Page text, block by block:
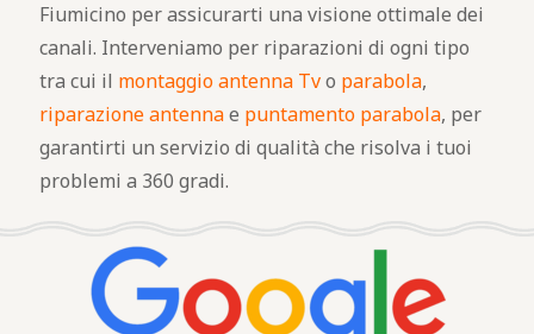
Fiumicino per assicurarti una visione ottimale dei
canali. Interveniamo per riparazioni di ogni tipo
tra cui il montaggio antenna Tvo parabola,
riparazione antennae puntamento parabola, per
garantirti un servizio di qualità che risolva i tuoi
problemi a 360 gradi.